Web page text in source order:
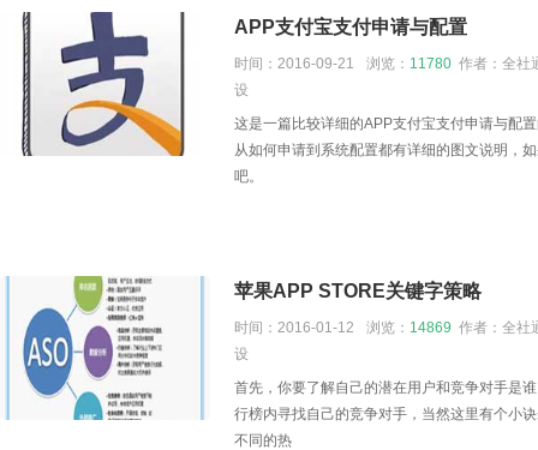
APP支付宝支付申请与配置
时间：2016-09-21 浏览： 11780 作者：全社
设
这是一篇比较详细的APP支付宝支付申请与配
从如何申请到系统配置都有详细的图文说明，
吧。
苹果APP STORE关键字策略
时间：2016-01-12 浏览： 14869 作者：全社
设
首先，你要了解自己的潜在用户和竞争对手是
行榜内寻找自己的竞争对手，当然这里有个小
不同的热